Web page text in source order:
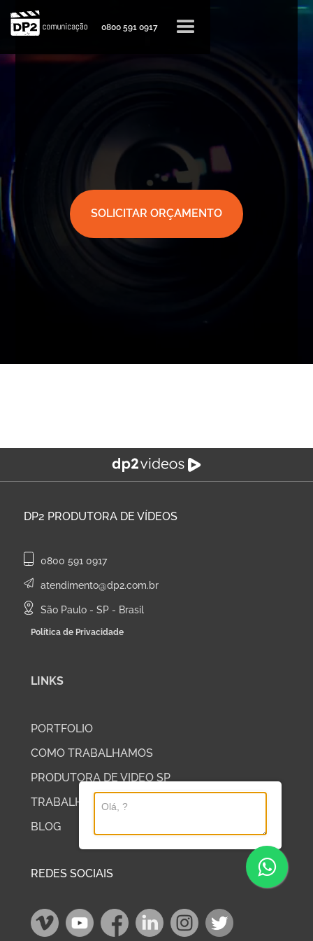
0800 591 0917
SOLICITAR ORÇAMENTO
DP2 PRODUTORA DE VÍDEOS
0800 591 0917
atendimento@dp2.com.br
São Paulo - SP - Brasil
Política de Privacidade
LINKS
PORTFOLIO
COMO TRABALHAMOS
PRODUTORA DE VIDEO SP
TRABALHE COM A DP2
BLOG
REDES SOCIAIS